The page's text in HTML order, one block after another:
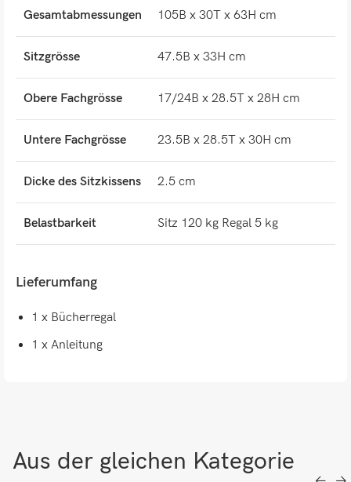
Gesamtabmessungen 105B x 30T x 63H cm
Sitzgrösse 47.5B x 33H cm
Obere Fachgrösse 17/24B x 28.5T x 28H cm
Untere Fachgrösse 23.5B x 28.5T x 30H cm
Dicke des Sitzkissens 2.5 cm
Belastbarkeit Sitz 120 kg Regal 5 kg
Lieferumfang
1 x Bücherregal
1 x Anleitung
Aus der gleichen Kategorie